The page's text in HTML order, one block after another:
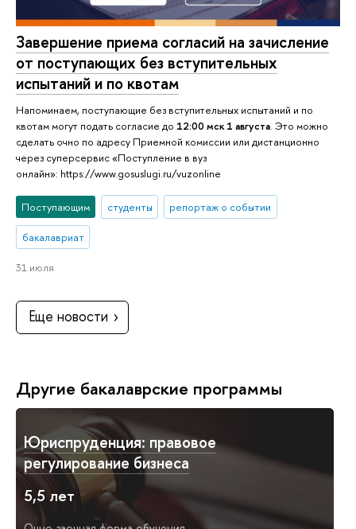
Завершение приема согласий на зачисление
от поступающих без вступительных
испытаний и по квотам
Напоминаем, поступающие без вступительных испытаний и по
квотам могут подать согласие до 12:00 мск 1 августа. Это можно
сделать очно по адресу Приемной комиссии или дистанционно
через суперсервис «Поступление в вуз
онлайн»: https://www.gosuslugi.ru/vuzonline
Поступающим студенты репортаж о событии
бакалавриат
31 июля
Еще новости
Другие бакалаврские программы
Юриспруденция: правовое
регулирование бизнеса
5,5 лет